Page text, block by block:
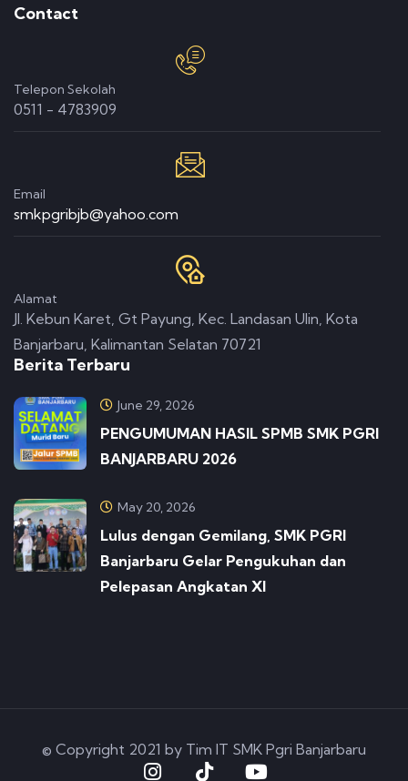
Contact
Telepon Sekolah
0511 - 4783909
Email
smkpgribjb@yahoo.com
Alamat
Jl. Kebun Karet, Gt Payung, Kec. Landasan Ulin, Kota
Banjarbaru, Kalimantan Selatan 70721
Berita Terbaru
June 29, 2026
PENGUMUMAN HASIL SPMB SMK PGRI
BANJARBARU 2026
May 20, 2026
Lulus dengan Gemilang, SMK PGRI
Banjarbaru Gelar Pengukuhan dan
Pelepasan Angkatan XI
© Copyright 2021 by Tim IT SMK Pgri Banjarbaru